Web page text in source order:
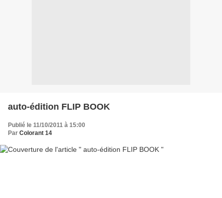
auto-édition FLIP BOOK
Publié le 11/10/2011 à 15:00
Par Colorant 14